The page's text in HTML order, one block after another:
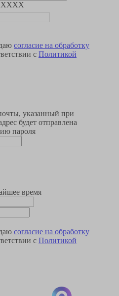
согласие на обработку
с Политикой
указанный при
будет отправлена
пароля
время
согласие на обработку
с Политикой